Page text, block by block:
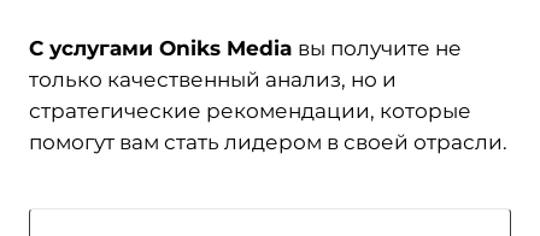
С услугами Oniks Media вы получите не
только качественный анализ, но и
стратегические рекомендации, которые
помогут вам стать лидером в своей отрасли.